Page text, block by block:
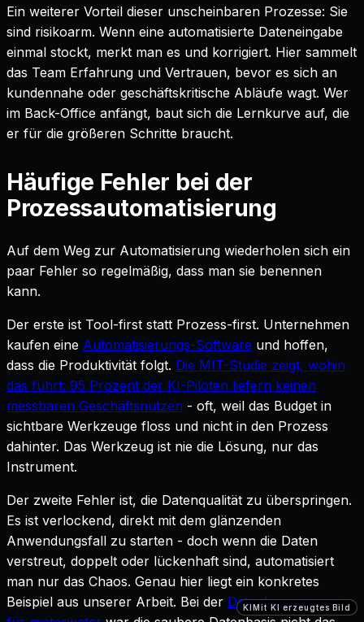
KIMit KI erzeugtes Bild
KIMit KI erzeugtes Bild
KIMit KI erzeugtes Bild
KIMit KI erzeugtes Bild
Ein weiterer Vorteil dieser unscheinbaren Prozesse: Sie
sind risikoarm. Wenn eine automatisierte Dateneingabe
einmal stockt, merkt man es und korrigiert. Hier sammelt
das Team Erfahrung und Vertrauen, bevor es sich an
kundennahe oder geschäftskritische Abläufe wagt. Wer
im Back-Office anfängt, baut sich die Lernkurve auf, die
er für die größeren Schritte braucht.
Häufige Fehler bei der
Prozessautomatisierung
Auf dem Weg zur Automatisierung wiederholen sich ein
paar Fehler so regelmäßig, dass man sie benennen
kann.
Der erste ist Tool-first statt Prozess-first. Unternehmen
kaufen eine Automatisierungs-Software und hoffen,
dass die Produktivität folgt. Die MIT-Studie zeigt, wohin
das führt: 95 Prozent der KI-Piloten liefern keinen
messbaren Geschäftsnutzen - oft, weil das Budget in
sichtbare Werkzeuge floss und nicht in den Prozess
dahinter. Das Werkzeug ist nie die Lösung, nur das
Instrument.
Der zweite Fehler ist, die Datenqualität zu überspringen.
Es ist verlockend, direkt mit dem glänzenden
Anwendungsfall zu starten - doch wenn die Daten
verstreut, doppelt oder lückenhaft sind, automatisiert
man nur das Chaos. Genau hier liegt ein konkretes
Beispiel aus unserer Arbeit. Bei der Datenbereinigung